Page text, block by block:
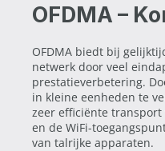
OFDMA –
OFDMA biedt bij
netwerk door veel
prestatieverbetering.
in kleine eenheden te
zeer efficiënte
en de WiFi-
van talrijke apparaten.